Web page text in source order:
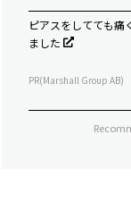
ピアスをしてても痛
ました
PR(Marshall Group AB)